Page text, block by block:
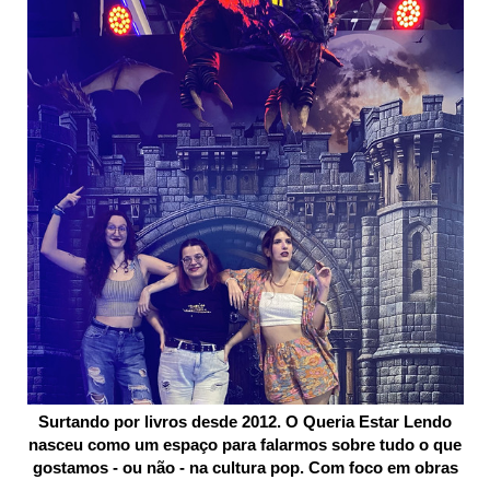
Surtando por livros desde 2012. O Queria Estar Lendo
nasceu como um espaço para falarmos sobre tudo o que
gostamos - ou não - na cultura pop. Com foco em obras